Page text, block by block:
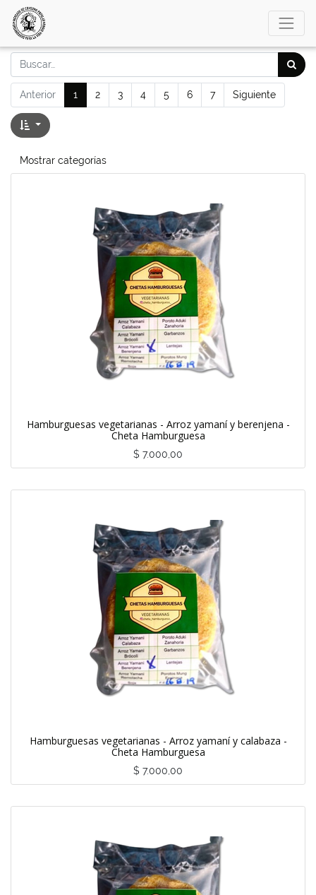
Anterior 1 2 3 4 5 6 7 Siguiente
Mostrar categorías
Hamburguesas vegetarianas - Arroz yamaní y berenjena -
Cheta Hamburguesa
$ 7.000,00
Hamburguesas vegetarianas - Arroz yamaní y calabaza -
Cheta Hamburguesa
$ 7.000,00